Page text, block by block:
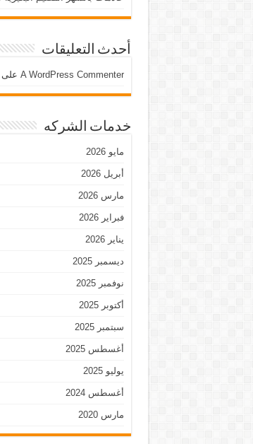
أحدث التعليقات
A WordPress Commenter على
خدمات الشركه
مايو 2026
أبريل 2026
مارس 2026
فبراير 2026
يناير 2026
ديسمبر 2025
نوفمبر 2025
أكتوبر 2025
سبتمبر 2025
أغسطس 2025
يوليو 2025
أغسطس 2024
مارس 2020